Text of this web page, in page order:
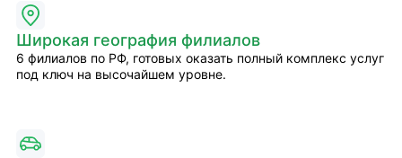
Широкая география филиалов
6 филиалов по РФ, готовых оказать полный комплекс услуг
под ключ на высочайшем уровне.